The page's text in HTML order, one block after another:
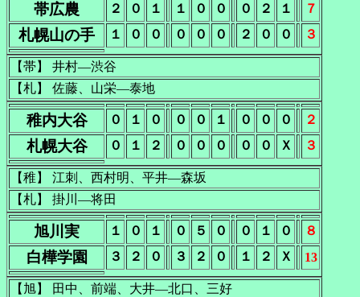
帯広農 ２ ０ １ １ ０ ０ ０ ２ １ ７
札幌山の手 １ ０ ０ ０ ０ ０ ２ ０ ０ ３
【帯】 井村―渋谷
【札】 佐藤、山栄―泰地
稚内大谷 ０ １ ０ ０ ０ １ ０ ０ ０ ２
札幌大谷 ０ １ ２ ０ ０ ０ ０ ０ Ｘ ３
【稚】 江刺、西村明、平井―森坂
【札】 掛川―将田
旭川実 １ ０ １ ０ ５ ０ ０ １ ０ ８
白樺学園 ３ ２ ０ ３ ２ ０ １ ２ Ｘ 13
【旭】 田中、前端、大井―北口、三好